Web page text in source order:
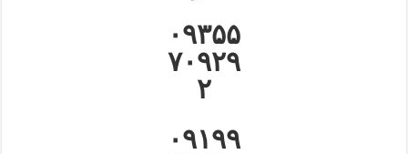
۰۹۳۵۵
۷۰۹۲۹
۲
۰۹۱۹۹